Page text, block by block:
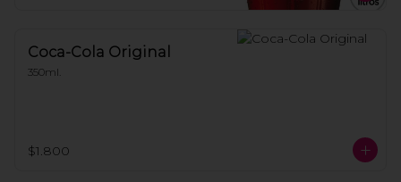
Coca-Cola Original
350ml.
$1.800